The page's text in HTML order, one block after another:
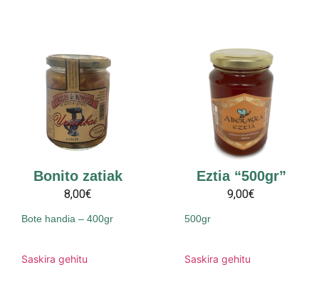
Bonito zatiak
8,00€
Bote handia – 400gr
Saskira gehitu
Eztia “500gr”
9,00€
500gr
Saskira gehitu